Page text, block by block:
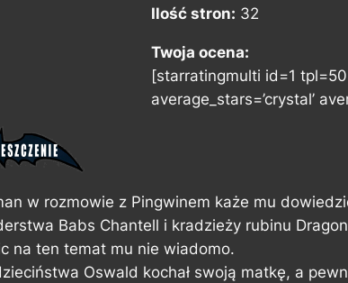
Ilość stron: 32
Twoja ocena:
[starratingmulti id=1 tpl=50
average_stars=’crystal’
w rozmowie z Pingwinem każe mu
Babs Chantell i kradzieży rubinu
na ten temat mu nie wiadomo.
Oswald kochał swoją matkę, a